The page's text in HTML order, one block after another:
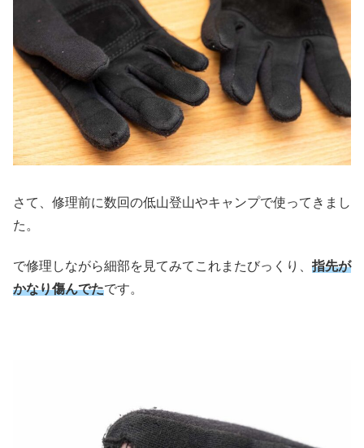
さて、修理前に数回の低山登山やキャンプで使ってきまし
た。
で修理しながら細部を見てみてこれまたびっくり、 指先が
かなり傷んでたです。